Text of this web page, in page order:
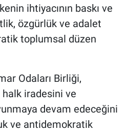
ihtiyacının baskı ve
özgürlük ve adalet
toplumsal düzen
Odaları Birliği,
iradesini ve
devam edeceğini
ve antidemokratik